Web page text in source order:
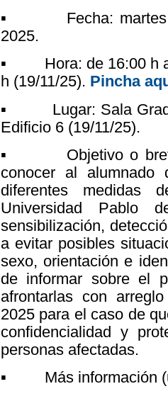
▪ Fecha: martes 18
2025.
▪ Hora: de 16:00 h a
h (19/11/25). Pincha
▪ Lugar: Sala
Edificio 6 (19/11/25).
▪ Objetivo o breve
conocer al
diferentes medidas
Universidad Pablo
sensibilización,
a evitar posibles
sexo, orientación e
de informar sobre el
afrontarlas con
2025 para el caso de
confidencialidad y
personas afectadas.
▪ Más información